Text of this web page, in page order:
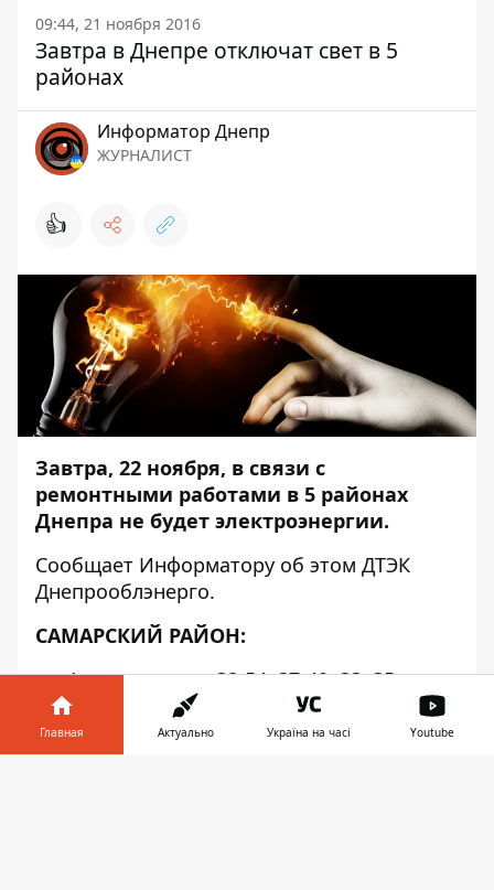
09:44, 21 ноября 2016
Завтра в Днепре отключат свет в 5
районах
Информатор Днепр
ЖУРНАЛИСТ
👍
Завтра, 22 ноября, в связи с
ремонтными работами в 5 районах
Днепра не будет электроэнергии.
Сообщает Информатору об этом ДТЭК
Днепрооблэнерго.
САМАРСКИЙ РАЙОН:
ул. Автодорожная 38-54, 37-49, 33, 35;
ул. Зоопарковая 65-117, 74-120;
Главная Актуально Україна на часі Youtube